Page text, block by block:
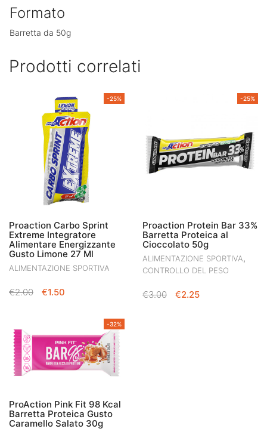
Formato
Barretta da 50g
Prodotti correlati
-25%
Proaction Carbo Sprint
Extreme Integratore
Alimentare Energizzante
Gusto Limone 27 Ml
ALIMENTAZIONE SPORTIVA
€2.00
IL
€2.00.
€1.50
€1.50.
-25%
Proaction Protein Bar 33%
Barretta Proteica al
Cioccolato 50g
ALIMENTAZIONE SPORTIVA,
CONTROLLO DEL PESO
€3.00
IL
€2.25IL
-32%
ProAction Pink Fit 98 Kcal
Barretta Proteica Gusto
Caramello Salato 30g